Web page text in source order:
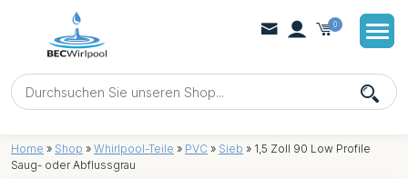
0
Home » Shop » Whirlpool-Teile » PVC » Sieb » 1,5 Zoll 90 Low Profile
Saug- oder Abflussgrau